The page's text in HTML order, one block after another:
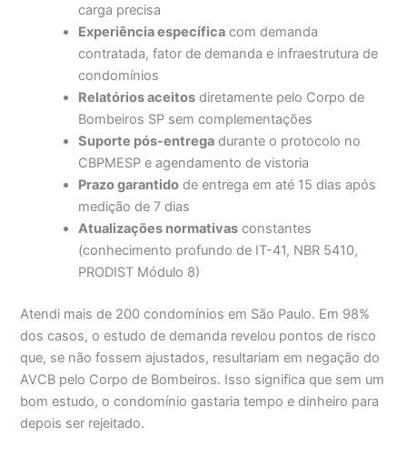
carga precisa
Experiência específica com demanda
contratada, fator de demanda e infraestrutura de
condomínios
Relatórios aceitos diretamente pelo Corpo de
Bombeiros SP sem complementações
Suporte pós-entrega durante o protocolo no
CBPMESP e agendamento de vistoria
Prazo garantido de entrega em até 15 dias após
medição de 7 dias
Atualizações normativas constantes
(conhecimento profundo de IT-41, NBR 5410,
PRODIST Módulo 8)
Atendi mais de 200 condomínios em São Paulo. Em 98%
dos casos, o estudo de demanda revelou pontos de risco
que, se não fossem ajustados, resultariam em negação do
AVCB pelo Corpo de Bombeiros. Isso significa que sem um
bom estudo, o condomínio gastaria tempo e dinheiro para
depois ser rejeitado.